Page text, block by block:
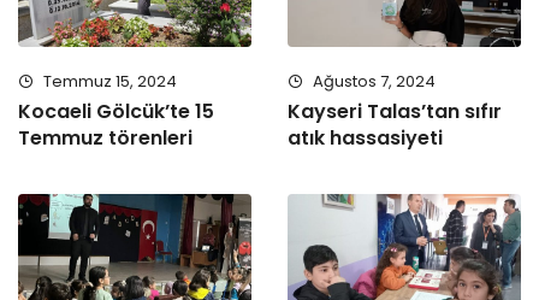
Temmuz 15, 2024
Kocaeli Gölcük’te 15
Temmuz törenleri
Ağustos 7, 2024
Kayseri Talas’tan sıfır
atık hassasiyeti